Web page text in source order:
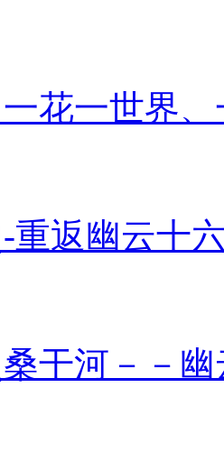
一花一世界
重返幽云十
干河－－